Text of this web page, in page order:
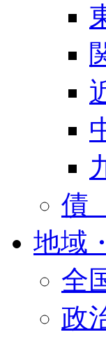
債
地域
全
政